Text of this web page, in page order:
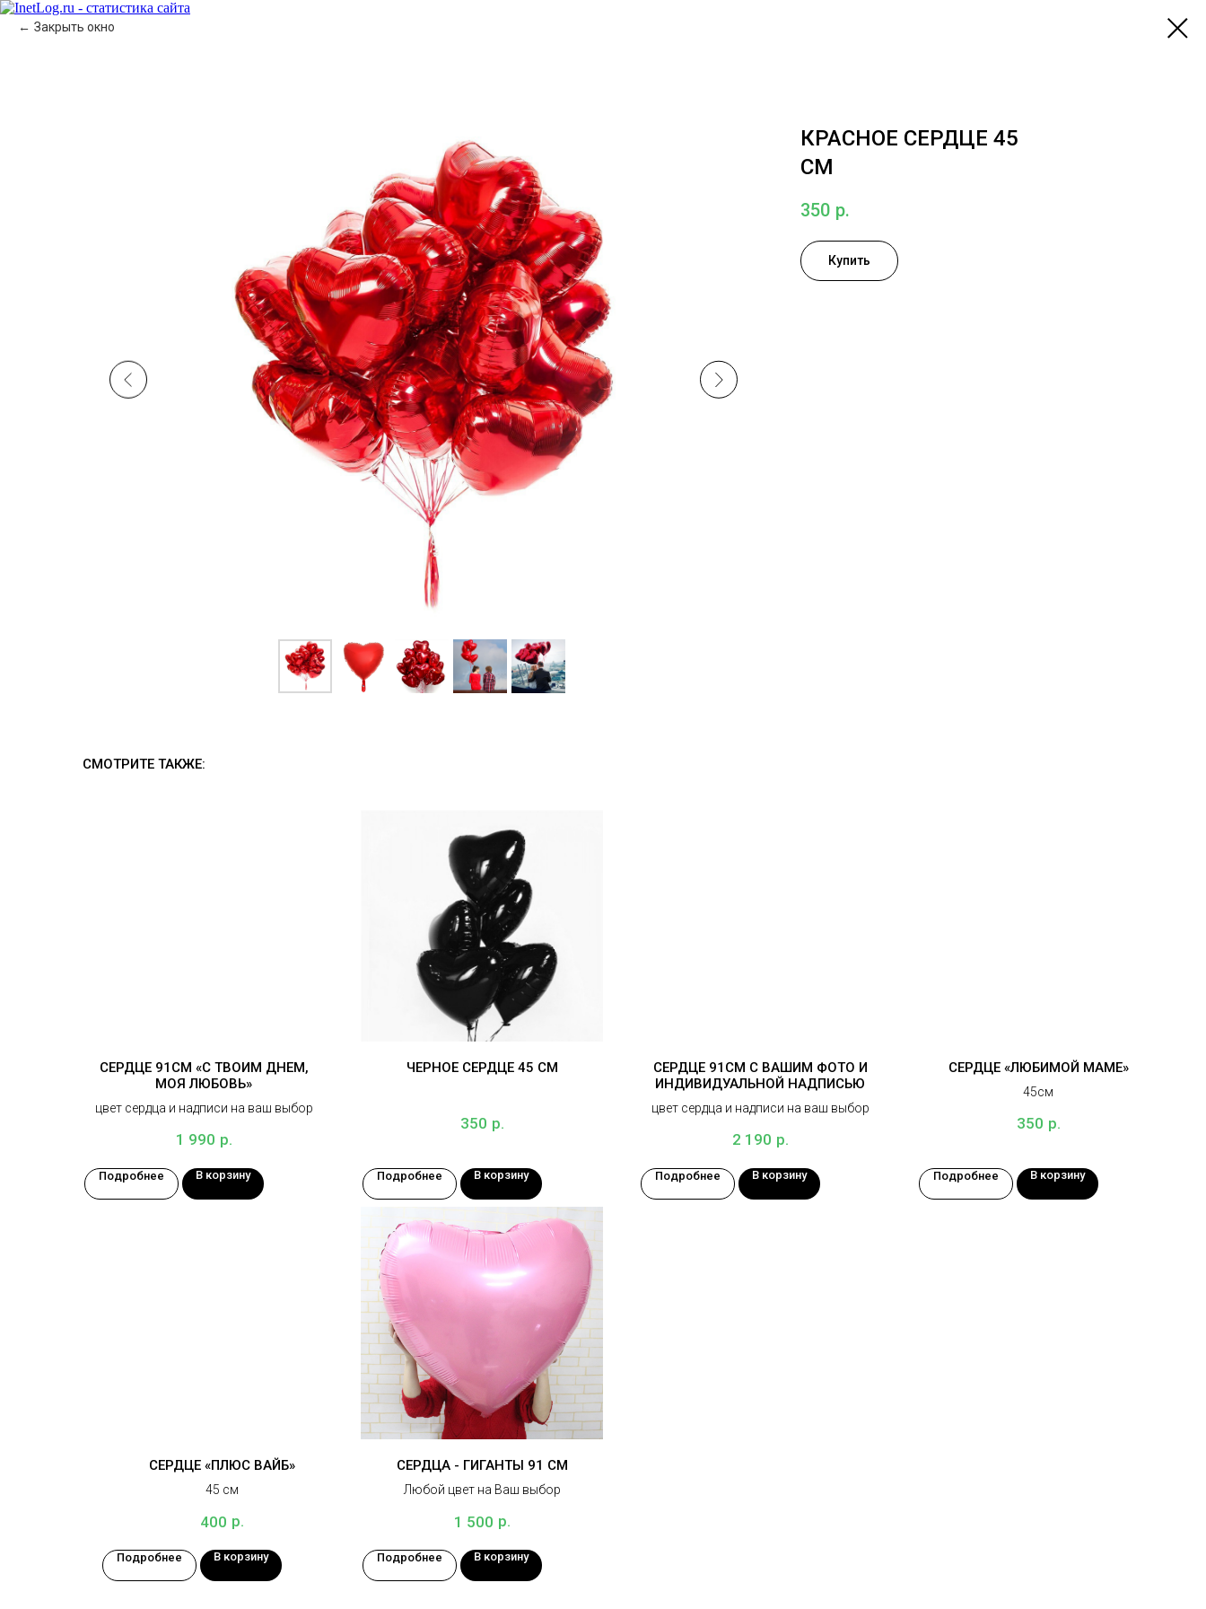
Закрыть окно
КРАСНОЕ СЕРДЦЕ 45
СМ
350 р.
Купить
СМОТРИТЕ ТАКЖЕ:
СЕРДЦЕ 91СМ «С ТВОИМ ДНЕМ,
МОЯ ЛЮБОВЬ»
цвет сердца и надписи на ваш выбор
1 990 р.
Подробнее В корзину
ЧЕРНОЕ СЕРДЦЕ 45 СМ
350 р.
Подробнее В корзину
СЕРДЦЕ 91СМ С ВАШИМ ФОТО И
ИНДИВИДУАЛЬНОЙ НАДПИСЬЮ
цвет сердца и надписи на ваш выбор
2 190 р.
Подробнее В корзину
СЕРДЦЕ «ЛЮБИМОЙ МАМЕ»
45см
350 р.
Подробнее В корзину
СЕРДЦЕ «ПЛЮС ВАЙБ»
45 см
400 р.
Подробнее В корзину
СЕРДЦА - ГИГАНТЫ 91 СМ
Любой цвет на Ваш выбор
1 500 р.
Подробнее В корзину